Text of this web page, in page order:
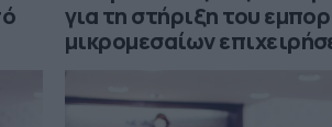
για τη στήριξη του
μικρομεσαίων